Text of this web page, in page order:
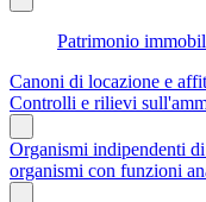
Patrimonio
Canoni di locazione e
Controlli e rilievi
Organismi indipendenti
organismi con funzioni